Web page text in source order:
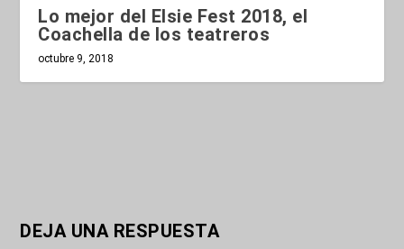
Lo mejor del Elsie Fest 2018, el
Coachella de los teatreros
octubre 9, 2018
DEJA UNA RESPUESTA